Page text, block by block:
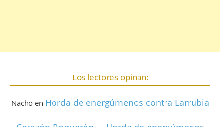
Los lectores opinan:
Nacho en Horda de energúmenos contra Larrubia